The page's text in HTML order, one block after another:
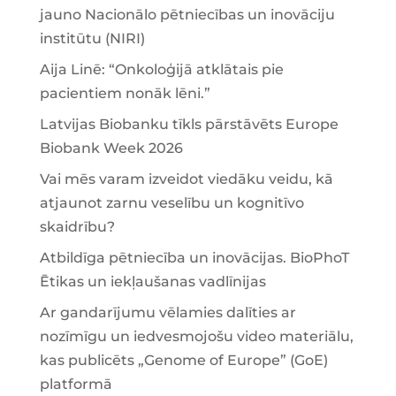
jauno Nacionālo pētniecības un inovāciju
institūtu (NIRI)
Aija Linē: “Onkoloģijā atklātais pie
pacientiem nonāk lēni.”
Latvijas Biobanku tīkls pārstāvēts Europe
Biobank Week 2026
Vai mēs varam izveidot viedāku veidu, kā
atjaunot zarnu veselību un kognitīvo
skaidrību?
Atbildīga pētniecība un inovācijas. BioPhoT
Ētikas un iekļaušanas vadlīnijas
Ar gandarījumu vēlamies dalīties ar
nozīmīgu un iedvesmojošu video materiālu,
kas publicēts „Genome of Europe” (GoE)
platformā